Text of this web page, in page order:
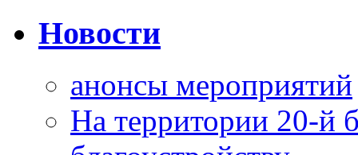
Новости
анонсы мероприятий
На территории 20-й